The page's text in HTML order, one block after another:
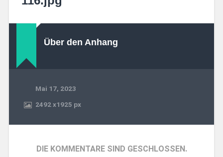
Über den Anhang
Mai 17, 2023
2492x1925 px
DIE KOMMENTARE SIND GESCHLOSSEN.